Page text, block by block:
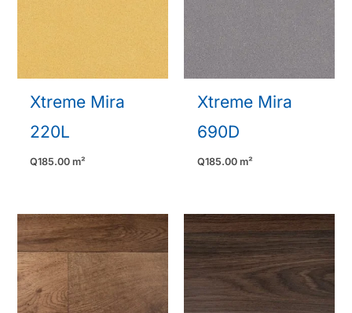
Xtreme Mira
220L
Q185.00 m²
Xtreme Mira
690D
Q185.00m²